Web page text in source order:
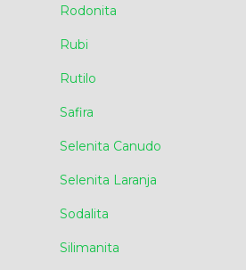
Rodonita
Rubi
Rutilo
Safira
Selenita Canudo
Selenita Laranja
Sodalita
Silimanita